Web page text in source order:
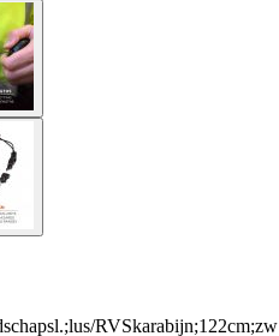
RVSkarabijn;122cm;zw